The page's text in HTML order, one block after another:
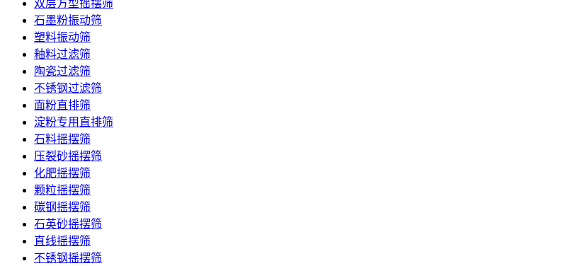
双层方型摇摆筛
石墨粉振动筛
塑料振动筛
釉料过滤筛
陶瓷过滤筛
不锈钢过滤筛
面粉直排筛
淀粉专用直排筛
石料摇摆筛
压裂砂摇摆筛
化肥摇摆筛
颗粒摇摆筛
碳钢摇摆筛
石英砂摇摆筛
直线摇摆筛
不锈钢摇摆筛